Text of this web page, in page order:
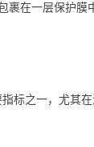
裹在一层保护膜
标之一，尤其